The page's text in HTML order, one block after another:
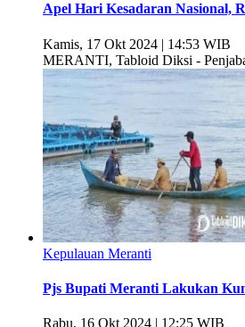
Apel Hari Kesadaran Nasional,
Kamis, 17 Okt 2024 | 14:53 WIB
MERANTI, Tabloid Diksi -
Kepulauan Meranti
Pjs Bupati Meranti Lakukan
Rabu, 16 Okt 2024 | 12:25 WIB